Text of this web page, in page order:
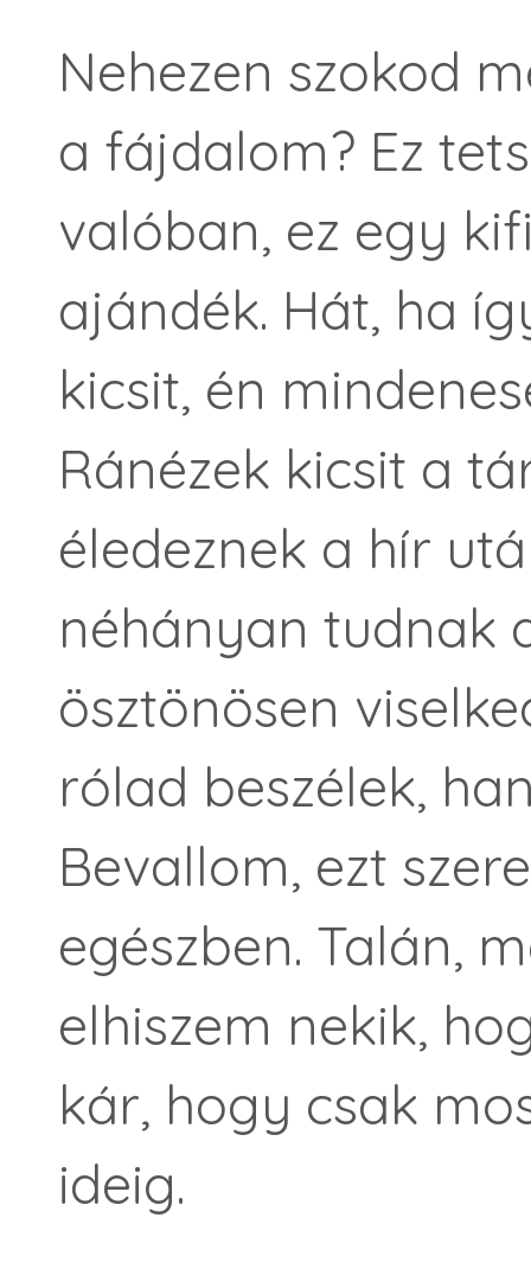
Nehezen szokod
a fájdalom? Ez
valóban, ez egy
ajándék. Hát, ha
kicsit, én
Ránézek kicsit a
éledeznek a hír
néhányan tudnak
ösztönösen
rólad beszélek,
Bevallom, ezt
egészben. Talán,
elhiszem nekik,
kár, hogy csak
ideig.